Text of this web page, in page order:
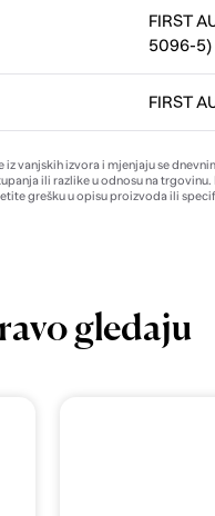
FIRST
5096-5)
FIRST
vanjskih izvora i mjenjaju se
ili razlike u odnosu na
grešku u opisu proizvoda ili
gledaju